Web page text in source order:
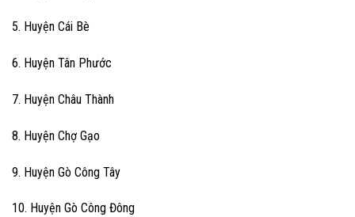
5. Huyện Cái Bè
6. Huyện Tân Phước
7. Huyện Châu Thành
8. Huyện Chợ Gạo
9. Huyện Gò Công Tây
10. Huyện Gò Công Đông